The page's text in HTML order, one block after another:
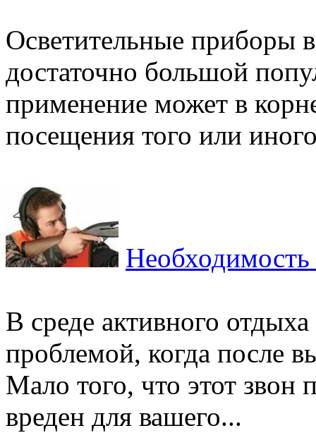
Осветительные приборы
достаточно большой
применение может в
посещения того или
В среде активного
проблемой, когда после
Мало того, что этот звон
вреден для вашего...